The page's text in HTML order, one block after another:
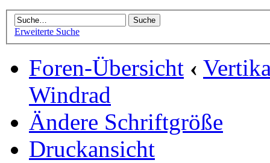
Erweiterte Suche
Foren-Übersicht ‹
Windrad
Ändere Schriftgröße
Druckansicht